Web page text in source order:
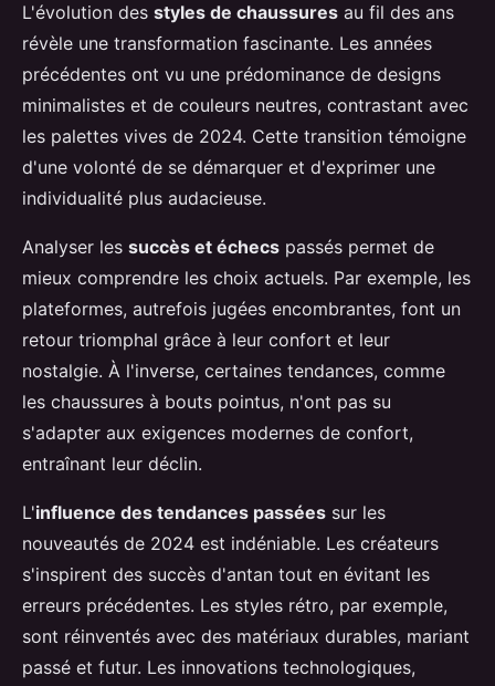
L'évolution des styles de chaussures au fil des ans
révèle une transformation fascinante. Les années
précédentes ont vu une prédominance de designs
minimalistes et de couleurs neutres, contrastant avec
les palettes vives de 2024. Cette transition témoigne
d'une volonté de se démarquer et d'exprimer une
individualité plus audacieuse.
Analyser les succès et échecs passés permet de
mieux comprendre les choix actuels. Par exemple, les
plateformes, autrefois jugées encombrantes, font un
retour triomphal grâce à leur confort et leur
nostalgie. À l'inverse, certaines tendances, comme
les chaussures à bouts pointus, n'ont pas su
s'adapter aux exigences modernes de confort,
entraînant leur déclin.
L'influence des tendances passées sur les
nouveautés de 2024 est indéniable. Les créateurs
s'inspirent des succès d'antan tout en évitant les
erreurs précédentes. Les styles rétro, par exemple,
sont réinventés avec des matériaux durables, mariant
passé et futur. Les innovations technologiques,